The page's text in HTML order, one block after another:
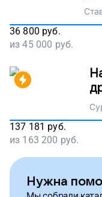
36 800 руб.
из45 000 руб.
137 181 руб.
из 163 200 руб.
Нужна